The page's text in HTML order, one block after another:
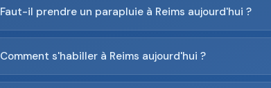
Faut-il prendre un parapluie à Reims aujourd'hui ?
Comment s'habiller à Reims aujourd'hui ?